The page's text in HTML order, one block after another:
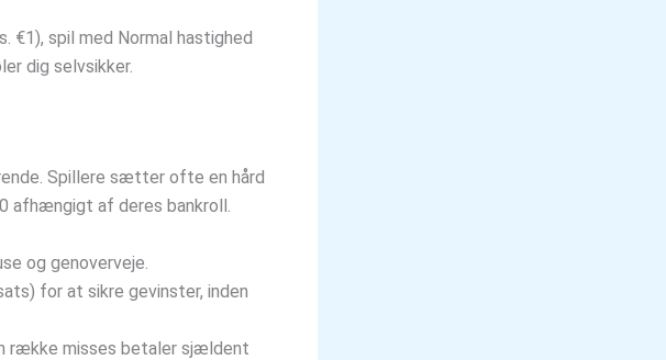
spil med Normal hastighed
dig selvsikker.
Spillere sætter ofte en hård
afhængigt af deres bankroll.
og genoverveje.
for at sikre gevinster, inden
række misses betaler sjældent